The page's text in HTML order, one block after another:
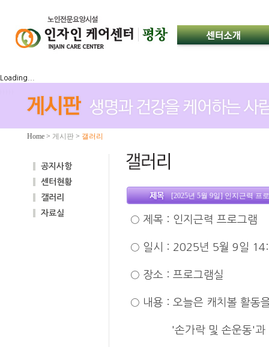
Loading...
Home > 게시판 > 갤러리
공지사항
센터현황
갤러리
자료실
[2025년 5월 9일] 인지근력 프
○ 제목 : 인지근력 프로그램
○ 일시 : 2025년 5월 9일
○ 장소 : 프로그램실
○ 내용 : 오늘은 캐치볼 활동
'손가락 및 손운동'과 '과